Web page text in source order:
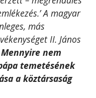
A magyar
más
II. János
Mennyire nem
temetésének
a köztársaság